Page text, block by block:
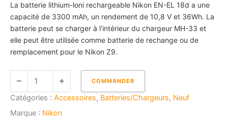
La batterie lithium-loni rechargeable Nikon EN-EL 18d a une
capacité de 3300 mAh, un rendement de 10,8 V et 36Wh. La
batterie peut se charger à l’intérieur du chargeur MH-33 et
elle peut être utilisée comme batterie de rechange ou de
remplacement pour le Nikon Z9.
NIKON
BATTERIE
COMMANDER
Catégories : Accessoires, Batteries/Chargeurs, Neuf
Marque : Nikon